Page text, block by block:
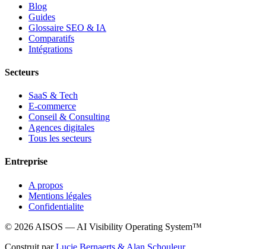
Blog
Guides
Glossaire SEO & IA
Comparatifs
Intégrations
Secteurs
SaaS & Tech
E-commerce
Conseil & Consulting
Agences digitales
Tous les secteurs
Entreprise
A propos
Mentions légales
Confidentialite
© 2026 AISOS — AI Visibility Operating System™
Construit par Lucie Bernaerts & Alan Schouleur